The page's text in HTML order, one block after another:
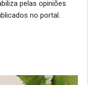
pelas opiniões
no portal.